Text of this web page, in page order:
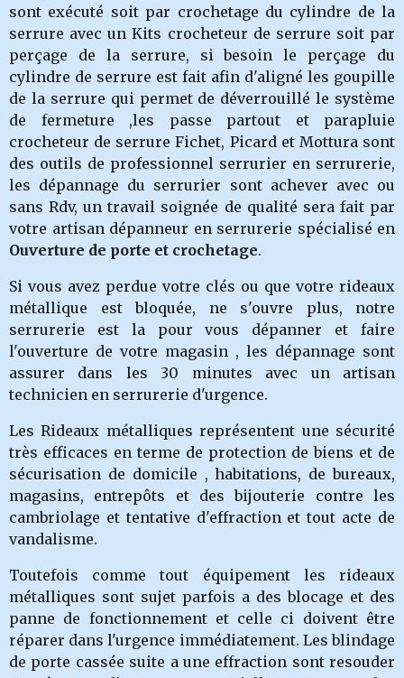
sont exécuté soit par crochetage du cylindre de la
serrure avec un Kits crocheteur de serrure soit par
perçage de la serrure, si besoin le perçage du
cylindre de serrure est fait afin d'aligné les goupille
de la serrure qui permet de déverrouillé le système
de fermeture ,les passe partout et parapluie
crocheteur de serrure Fichet, Picard et Mottura sont
des outils de professionnel serrurier en serrurerie,
les dépannage du serrurier sont achever avec ou
sans Rdv, un travail soignée de qualité sera fait par
votre artisan dépanneur en serrurerie spécialisé en
Ouverture de porte et crochetage.
Si vous avez perdue votre clés ou que votre rideaux
métallique est bloquée, ne s'ouvre plus, notre
serrurerie
est la pour vous dépanner et faire
l'ouverture de votre magasin , les dépannage sont
assurer dans les 30 minutes avec un artisan
technicien en serrurerie d'urgence.
Les Rideaux métalliques représentent une sécurité
très efficaces en terme de protection de biens et de
sécurisation de domicile , habitations, de bureaux,
magasins, entrepôts et des bijouterie contre les
cambriolage et tentative d'effraction et tout acte de
vandalisme.
Toutefois comme tout équipement les rideaux
métalliques sont sujet parfois a des blocage et des
panne de fonctionnement et celle ci doivent être
réparer dans l'urgence immédiatement. Les blindage
de porte cassée suite a une effraction sont resouder